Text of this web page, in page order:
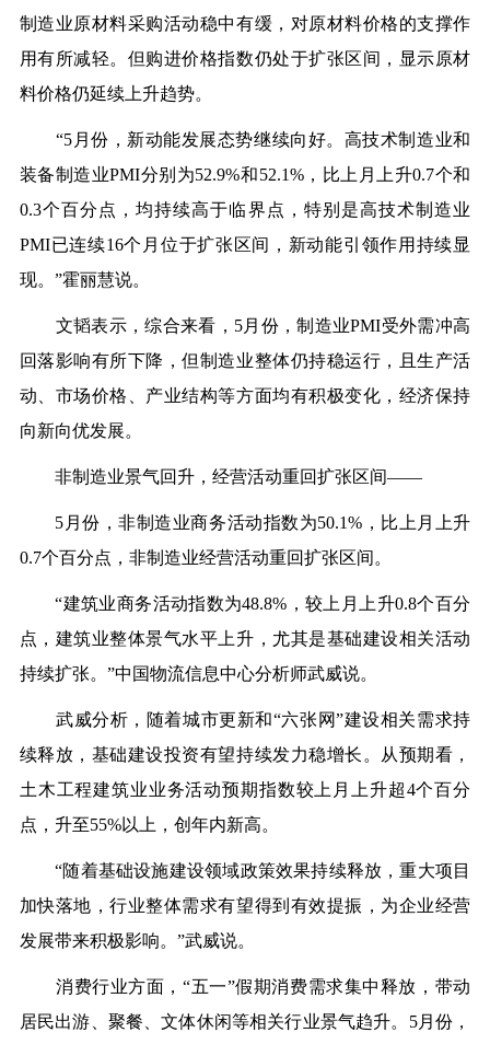
制造业原材料采购活动稳中有缓，对原材料价格的支撑作
用有所减轻。但购进价格指数仍处于扩张区间，显示原材
料价格仍延续上升趋势。
“5月份，新动能发展态势继续向好。高技术制造业和
装备制造业PMI分别为52.9%和52.1%，比上月上升0.7个和
0.3个百分点，均持续高于临界点，特别是高技术制造业
PMI已连续16个月位于扩张区间，新动能引领作用持续显
现。”霍丽慧说。
文韬表示，综合来看，5月份，制造业PMI受外需冲高
回落影响有所下降，但制造业整体仍持稳运行，且生产活
动、市场价格、产业结构等方面均有积极变化，经济保持
向新向优发展。
非制造业景气回升，经营活动重回扩张区间——
5月份，非制造业商务活动指数为50.1%，比上月上升
0.7个百分点，非制造业经营活动重回扩张区间。
“建筑业商务活动指数为48.8%，较上月上升0.8个百分
点，建筑业整体景气水平上升，尤其是基础建设相关活动
持续扩张。”中国物流信息中心分析师武威说。
武威分析，随着城市更新和“六张网”建设相关需求持
续释放，基础建设投资有望持续发力稳增长。从预期看，
土木工程建筑业业务活动预期指数较上月上升超4个百分
点，升至55%以上，创年内新高。
“随着基础设施建设领域政策效果持续释放，重大项目
加快落地，行业整体需求有望得到有效提振，为企业经营
发展带来积极影响。”武威说。
消费行业方面，“五一”假期消费需求集中释放，带动
居民出游、聚餐、文体休闲等相关行业景气趋升。5月份，